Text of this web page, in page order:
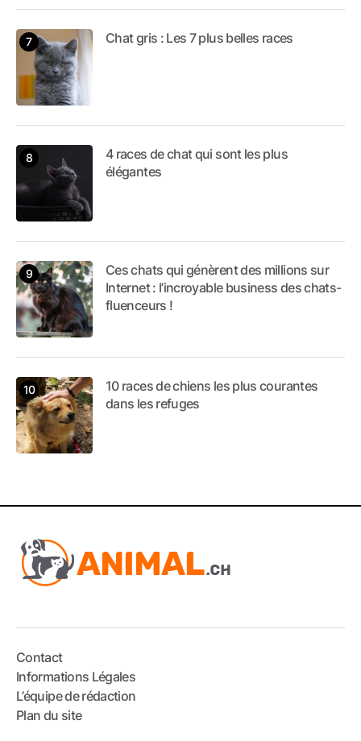
Chat gris : Les 7 plus belles races
4 races de chat qui sont les plus
élégantes
Ces chats qui génèrent des millions sur
Internet : l’incroyable business des chats-
fluenceurs !
10 races de chiens les plus courantes
dans les refuges
Contact
Informations Légales
L’équipe de rédaction
Plan du site